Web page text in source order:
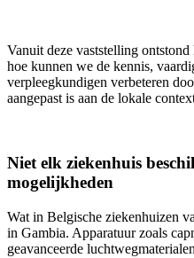
Vanuit deze vaststelling
hoe kunnen we de kennis,
verpleegkundigen verbeteren
aangepast is aan de lokale
Niet elk ziekenhuis
mogelijkheden
Wat in Belgische ziekenhuizen
in Gambia. Apparatuur zoals
geavanceerde